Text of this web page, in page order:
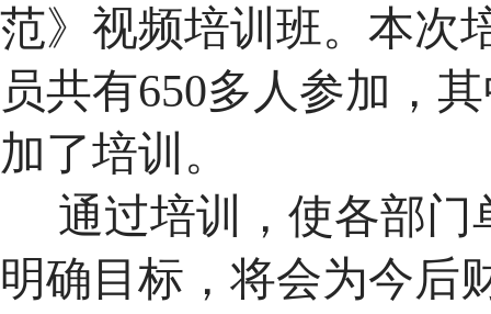
范》视频培训班。本次
员共有650多人参加，
加了培训。
通过培训，使各部
明确目标，将会为今后